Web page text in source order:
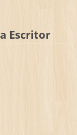
Escritor